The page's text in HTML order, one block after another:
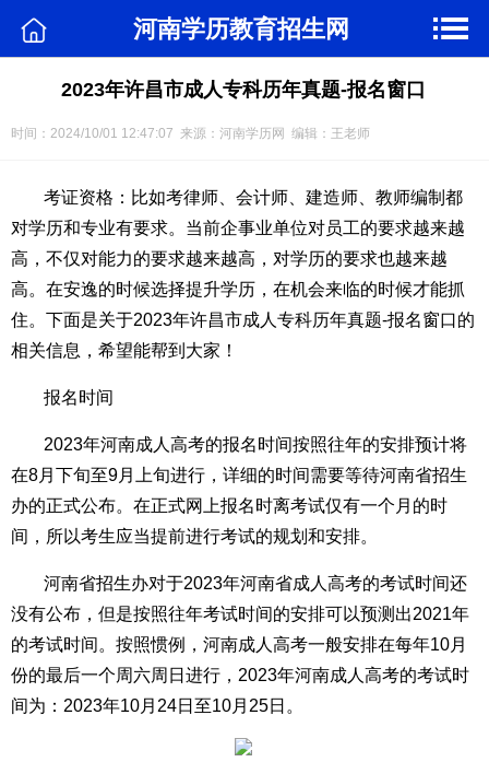
河南学历教育招生网
2023年许昌市成人专科历年真题-报名窗口
时间：2024/10/01 12:47:07 来源：河南学历网 编辑：王老师
考证资格：比如考律师、会计师、建造师、教师编制都
对学历和专业有要求。当前企事业单位对员工的要求越来越
高，不仅对能力的要求越来越高，对学历的要求也越来越
高。在安逸的时候选择提升学历，在机会来临的时候才能抓
住。下面是关于2023年许昌市成人专科历年真题-报名窗口的
相关信息，希望能帮到大家！
报名时间
2023年河南成人高考的报名时间按照往年的安排预计将
在8月下旬至9月上旬进行，详细的时间需要等待河南省招生
办的正式公布。在正式网上报名时离考试仅有一个月的时
间，所以考生应当提前进行考试的规划和安排。
河南省招生办对于2023年河南省成人高考的考试时间还
没有公布，但是按照往年考试时间的安排可以预测出2021年
的考试时间。按照惯例，河南成人高考一般安排在每年10月
份的最后一个周六周日进行，2023年河南成人高考的考试时
间为：2023年10月24日至10月25日。